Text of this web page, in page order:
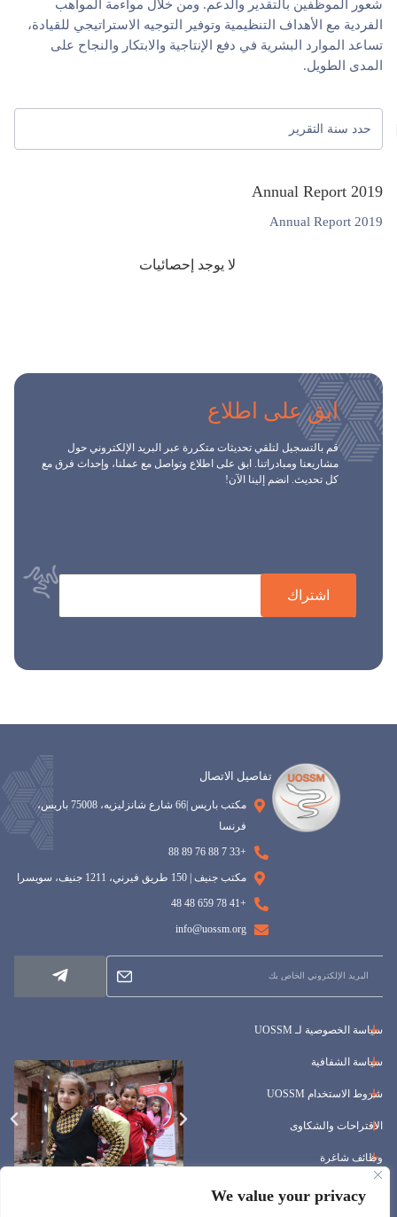
We value your privacy
شعور الموظفين بالتقدير والدعم. ومن خلال مواءمة المواهب
الفردية مع الأهداف التنظيمية وتوفير التوجيه الاستراتيجي للقيادة،
تساعد الموارد البشرية في دفع الإنتاجية والابتكار والنجاح على
المدى الطويل.
Annual Report 2019
Annual Report 2019
لا يوجد إحصائيات
ابق على اطلاع
قم بالتسجيل لتلقي تحديثات متكررة عبر البريد الإلكتروني حول
مشاريعنا ومبادراتنا. ابق على اطلاع وتواصل مع عملنا، وإحداث فرق مع
كل تحديث. انضم إلينا الآن!
اشتراك
تفاصيل الاتصال
مكتب باريس |66 شارع شانزليزيه، 75008 باريس،
فرنسا
+33 7 88 76 89 88
مكتب جنيف | 150 طريق فيرني، 1211 جنيف، سويسرا
+41 78 659 48 48
info@uossm.org
سياسة الخصوصية لـ UOSSM
سياسة الشفافية
شروط الاستخدام UOSSM
الاقتراحات والشكاوى
وظائف شاغرة